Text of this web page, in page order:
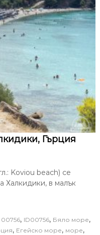
Гърция
Koviou beach) се
Халкидики, в малък
00756, ID00756, Бяло море,
, Егейско море, море,